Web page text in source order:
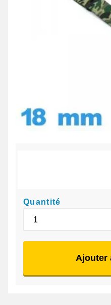
Quantité
Ajouter